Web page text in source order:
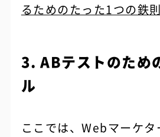
るためのたった1つの鉄則
3. ABテストのため
ル
ここでは、Webマーケタ